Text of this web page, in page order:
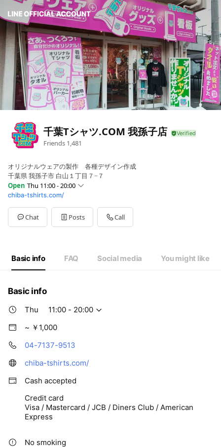
千葉Tシャツ.COM 我孫子店
Friends 1,481
オリジナルウェアの製作 各種デザイン作成
千葉県 我孫子市 白山１丁目７−７
Open Thu 11:00 - 20:00
SunClosed
Mon11:00 - 20:00
Tue11:00 - 20:00
WedClosed
11:00 - 20:00
chiba-tshirts.com/
Chat Posts Call
Basic info FAQ Social media You might like
Basic info
Thu
11:00 - 20:00
~ ￥1,000
04-7137-9513
chiba-tshirts.com/
Cash accepted
Credit card
Visa / Mastercard / JCB / Diners Club / American
Express
No smoking